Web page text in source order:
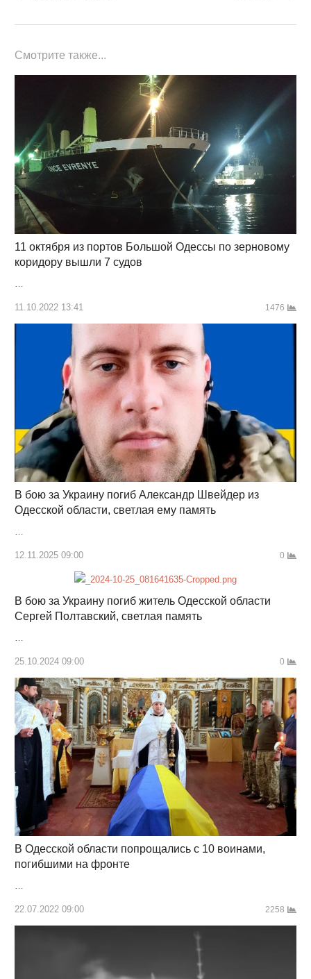
Смотрите также...
11 октября из портов Большой Одессы по зерновому
коридору вышли 7 судов
11.10.2022 13:41 1476
В бою за Украину погиб Александр Швейдер из
Одесской области, светлая ему память
…
12.11.2025 09:00 0
В бою за Украину погиб житель Одесской области
Сергей Полтавский, светлая память
…
25.10.2024 09:00 0
В Одесской области попрощались с 10 воинами,
погибшими на фронте
…
22.07.2022 09:00 2258